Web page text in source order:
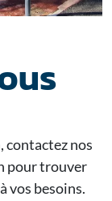
contactez nos
pour trouver
vos besoins.